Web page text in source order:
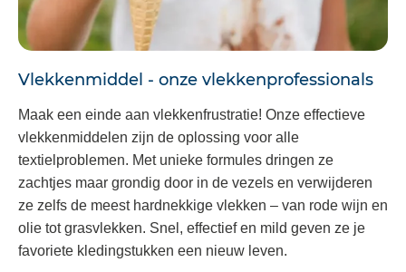
Vlekkenmiddel - onze vlekkenprofessionals
Maak een einde aan vlekkenfrustratie! Onze effectieve
vlekkenmiddelen zijn de oplossing voor alle
textielproblemen. Met unieke formules dringen ze
zachtjes maar grondig door in de vezels en verwijderen
ze zelfs de meest hardnekkige vlekken – van rode wijn en
olie tot grasvlekken. Snel, effectief en mild geven ze je
favoriete kledingstukken een nieuw leven.